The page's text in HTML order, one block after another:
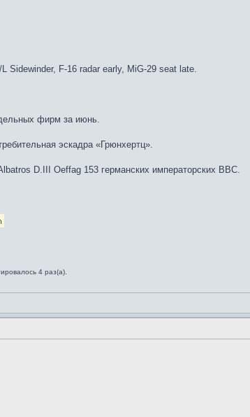
Sidewinder, F-16 radar early, MiG-29 seat late.
фирм за июнь.
эскадра «Грюнхертц».
D.III Oeffag 153 германских императорских ВВС.
4 раз(а).